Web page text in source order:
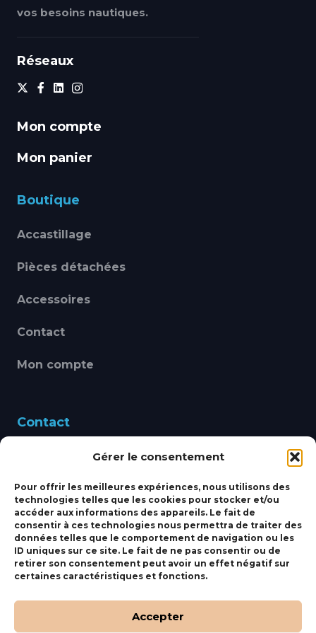
Gérer le consentement
Pour offrir les meilleures expériences, nous utilisons des
technologies telles que les cookies pour stocker et/ou
accéder aux informations des appareils. Le fait de
consentir à ces technologies nous permettra de traiter des
données telles que le comportement de navigation ou les
ID uniques sur ce site. Le fait de ne pas consentir ou de
retirer son consentement peut avoir un effet négatif sur
certaines caractéristiques et fonctions.
Accepter
vos besoins nautiques.
Réseaux
Mon compte
Mon panier
Boutique
Accastillage
Pièces détachées
Accessoires
Contact
Mon compte
Contact
460 Avenue Alain Le
bbsmarine@bbs-
marine.fr
Fixe:04 27 50 24 50
Mobile:06 69 44 48 83